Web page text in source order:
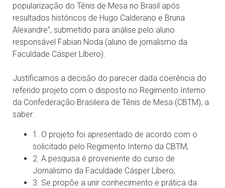
popularização do Tênis de Mesa no Brasil após
resultados históricos de Hugo Calderano e Bruna
Alexandre”, submetido para análise pelo aluno
responsável Fabian Noda (aluno de jornalismo da
Faculdade Cásper Líbero).
Justificamos a decisão do parecer dada coerência do
referido projeto com o disposto no Regimento Interno
da Confederação Brasileira de Tênis de Mesa (CBTM), a
saber:
1. O projeto foi apresentado de acordo com o
solicitado pelo Regimento Interno da CBTM;
2. A pesquisa é proveniente do curso de
Jornalismo da Faculdade Cásper Líbero;
3. Se propõe a unir conhecimento e prática da